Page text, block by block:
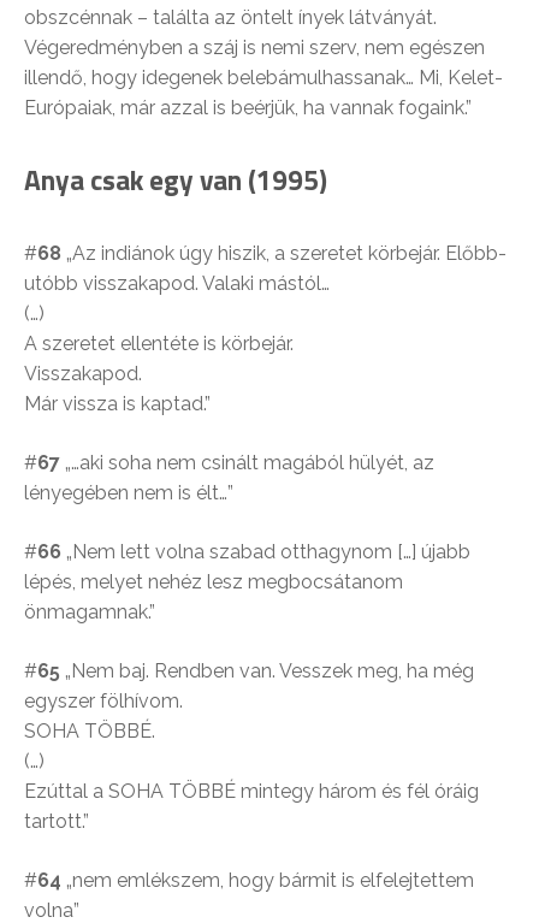
obszcénnak – találta az öntelt ínyek látványát.
Végeredményben a száj is nemi szerv, nem egészen
illendő, hogy idegenek belebámulhassanak… Mi, Kelet-
Európaiak, már azzal is beérjük, ha vannak fogaink.”
Anya csak egy van (1995)
#68 „Az indiánok úgy hiszik, a szeretet körbejár. Előbb-
utóbb visszakapod. Valaki mástól…
(…)
A szeretet ellentéte is körbejár.
Visszakapod.
Már vissza is kaptad.”
#67 „…aki soha nem csinált magából hülyét, az
lényegében nem is élt…”
#66 „Nem lett volna szabad otthagynom […] újabb
lépés, melyet nehéz lesz megbocsátanom
önmagamnak.”
#65 „Nem baj. Rendben van. Vesszek meg, ha még
egyszer fölhívom.
SOHA TÖBBÉ.
(…)
Ezúttal a SOHA TÖBBÉ mintegy három és fél óráig
tartott.”
#64 „nem emlékszem, hogy bármit is elfelejtettem
volna”